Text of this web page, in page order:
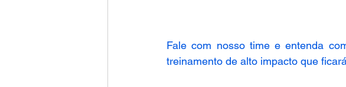
Fale com nosso time e entenda
treinamento de alto impacto que